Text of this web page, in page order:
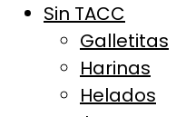
Sin TACC
Galletitas
Harinas
Helados